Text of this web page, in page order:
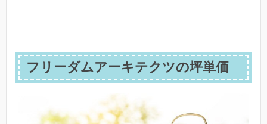
フリーダムアーキテクツの坪単価